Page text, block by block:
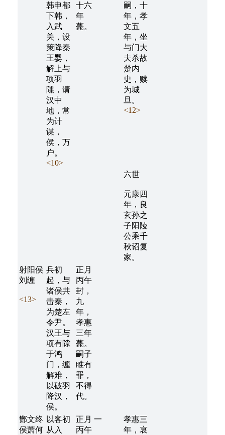
韩申都
下韩，
入武
关，设
策降秦
王婴，
解上与
项羽
隟，请
汉中
地，常
为计
谋，
侯，万
户。
<10>
十六
年
薨。
嗣，十
年，孝
文五
年，坐
与门大
夫杀故
楚内
史，赎
为城
旦。
<12>
六世
元康四
年，良
玄孙之
子阳陵
公乘千
秋诏复
家。
射阳侯
刘缠
<13>
兵初
起，与
诸侯共
击秦，
为楚左
令尹。
汉王与
项有隙
于鸿
门，缠
解难，
以破羽
降汉，
侯。
正月
丙午
封，
九
年，
孝惠
三年
薨。
嗣子
睢有
罪，
不得
代。
酂文终
侯萧何
以客初
从入
正月
丙午
一
孝惠三
年，哀